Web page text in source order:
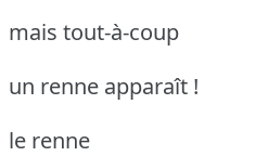
mais tout-à-coup
un renne apparaît !
le renne